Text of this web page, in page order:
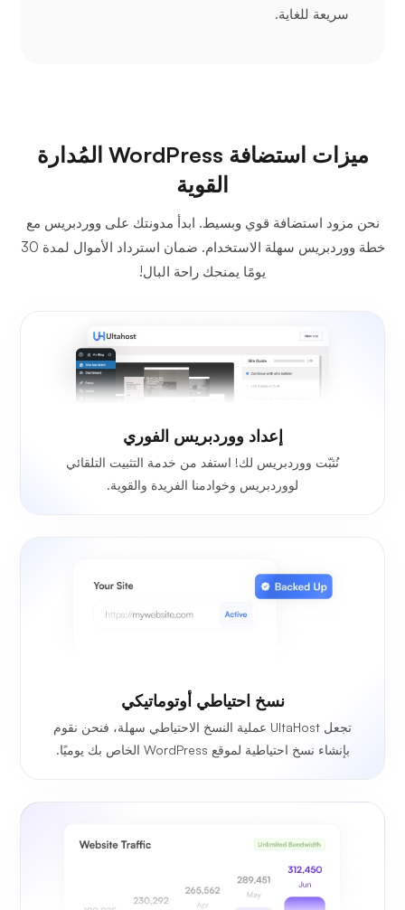
سريعة للغاية.
ميزات استضافة WordPress المُدارة
القوية
نحن مزود استضافة قوي وبسيط. ابدأ مدونتك على ووردبريس مع
خطة ووردبريس سهلة الاستخدام. ضمان استرداد الأموال لمدة 30
يومًا يمنحك راحة البال!
إعداد ووردبريس الفوري
نُثبّت ووردبريس لك! استفد من خدمة التثبيت التلقائي
لووردبريس وخوادمنا الفريدة والقوية.
نسخ احتياطي أوتوماتيكي
تجعل UltaHost عملية النسخ الاحتياطي سهلة، فنحن نقوم
بإنشاء نسخ احتياطية لموقع WordPress الخاص بك يوميًا.